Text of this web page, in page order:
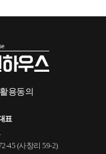
용동의
표
45 (사창리 59-2)